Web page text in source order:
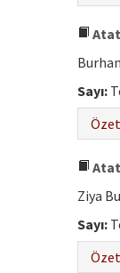
Sayı:
Özet
Ziya
Sayı:
Özet